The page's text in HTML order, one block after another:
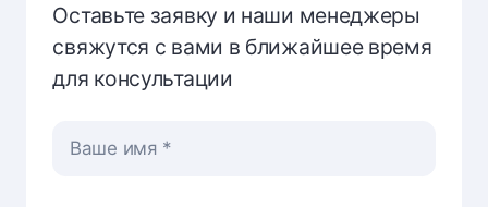
Оставьте заявку и наши менеджеры
свяжутся с вами в ближайшее время
для консультации
Ваше имя